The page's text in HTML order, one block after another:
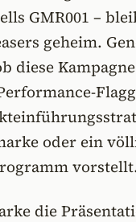
GMR001 –
geheim.
diese
oder ein
die